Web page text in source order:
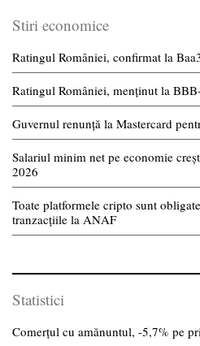
Stiri economice
Ratingul României, confirmat la
Ratingul României, menținut la
Guvernul renunță la Mastercard
Salariul minim net pe economie
2026
Toate platformele cripto sunt
tranzacțiile la ANAF
Statistici
Comerțul cu amănuntul, -5,7% pe